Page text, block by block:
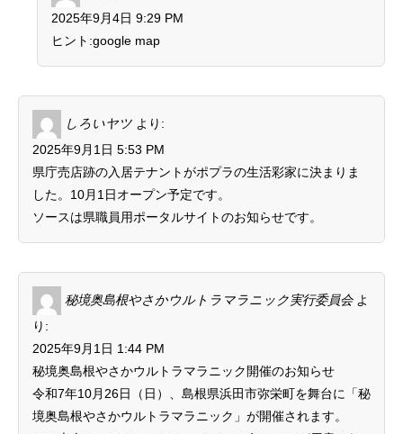
2025年9月4日 9:29 PM
ヒント:google map
しろいヤツ より:
2025年9月1日 5:53 PM
県庁売店跡の入居テナントがポプラの生活彩家に決まりま
した。10月1日オープン予定です。
ソースは県職員用ポータルサイトのお知らせです。
秘境奥島根やさかウルトラマラニック実行委員会 よ
り:
2025年9月1日 1:44 PM
秘境奥島根やさかウルトラマラニック開催のお知らせ
令和7年10月26日（日）、島根県浜田市弥栄町を舞台に「秘
境奥島根やさかウルトラマラニック」が開催されます。